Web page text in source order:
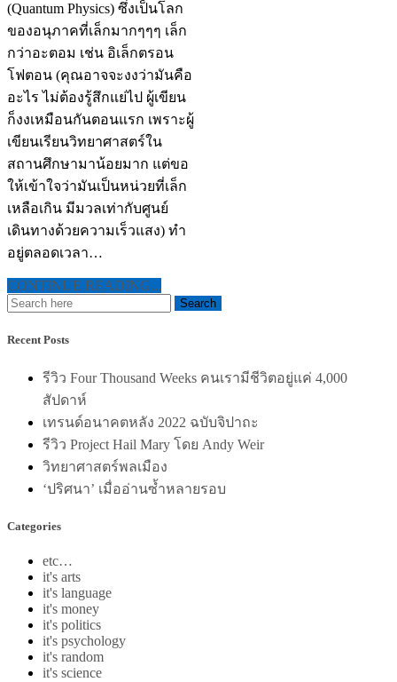
(Quantum Physics) ซึ่งเป็นโลก
ของอนุภาคที่เล็กมากๆๆๆ เล็ก
กว่าอะตอม เช่น อิเล็กตรอน
โฟตอน (คุณอาจจะงงว่ามันคือ
อะไร ไม่ต้องรู้สึกแย่ไป ผู้เขียน
ก็งงเหมือนกันตอนแรก เพราะผู้
เขียนเรียนวิทยาศาสตร์ใน
สถานศึกษามาน้อยมาก แต่ขอ
ให้เข้าใจว่ามันเป็นหน่วยที่เล็ก
เหลือเกิน มีมวลเท่ากับศูนย์
เดินทางด้วยความเร็วแสง) ทำ
อยู่ตลอดเวลา…
CONTINUE READING...
Recent Posts
รีวิว Four Thousand Weeks คนเรามีชีวิตอยู่แค่ 4,000
สัปดาห์
เทรนด์อนาคตหลัง 2022 ฉบับจิปาถะ
รีวิว Project Hail Mary โดย Andy Weir
วิทยาศาสตร์พลเมือง
‘ปริศนา’ เมื่ออ่านซ้ำหลายรอบ
Categories
etc…
it's arts
it's language
it's money
it's politics
it's psychology
it's random
it's science